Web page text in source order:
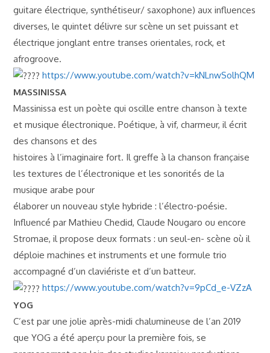
guitare électrique, synthétiseur/ saxophone) aux influences
diverses, le quintet délivre sur scène un set puissant et
électrique jonglant entre transes orientales, rock, et
afrogroove.
https://www.youtube.com/watch?v=kNLnwSolhQM
MASSINISSA
Massinissa est un poète qui oscille entre chanson à texte
et musique électronique. Poétique, à vif, charmeur, il écrit
des chansons et des
histoires à l’imaginaire fort. Il greffe à la chanson française
les textures de l’électronique et les sonorités de la
musique arabe pour
élaborer un nouveau style hybride : l’électro-poésie.
Influencé par Mathieu Chedid, Claude Nougaro ou encore
Stromae, il propose deux formats : un seul-en- scène où il
déploie machines et instruments et une formule trio
accompagné d’un claviériste et d’un batteur.
https://www.youtube.com/watch?v=9pCd_e-VZzA
YOG
C’est par une jolie après-midi chalumineuse de l’an 2019
que YOG a été aperçu pour la première fois, se